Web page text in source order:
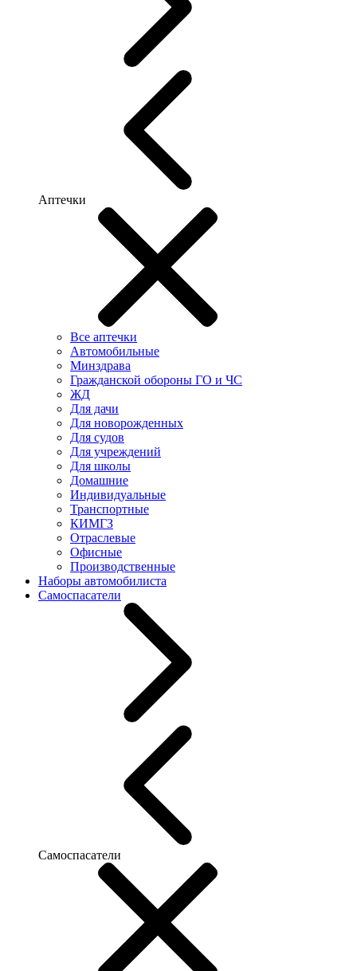
Аптечки
Все аптечки
Автомобильные
Минздрава
Гражданской обороны ГО и ЧС
ЖД
Для дачи
Для новорожденных
Для судов
Для учреждений
Для школы
Домашние
Индивидуальные
Транспортные
КИМГЗ
Отраслевые
Офисные
Производственные
Наборы автомобилиста
Самоспасатели
Самоспасатели